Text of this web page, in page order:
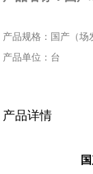
产品规格：国产（场
产品单位：台
产品详情